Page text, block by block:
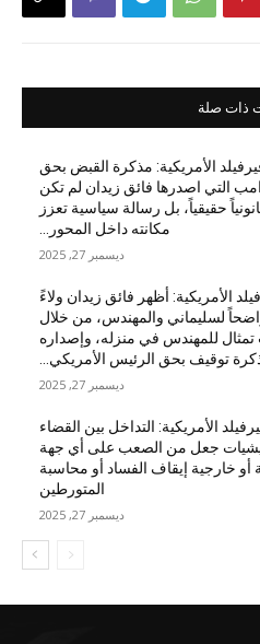
ذات صلة
الأمريكية: مذكرة القبض بحق
التي اصدرها فائق زيدان لم تكن
حقيقياً، بل رسالة سياسية تعزز
مكانته داخل المحور...
ديسمبر 27, 2025
الأمريكية: أظهر فائق زيدان ولاءً
لسليماني والمهندس، من خلال
للمهندس في منزله، وإصداره
توقيف بحق الرئيس الأمريكي...
ديسمبر 27, 2025
الأمريكية: التداخل بين القضاء
جعل من الصعب على أي جهة
أو خارجية إيقاف الفساد أو محاسبة
المتورطين
ديسمبر 27, 2025